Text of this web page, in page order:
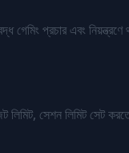
প্রচার এবং
সেশন লিমিট সেট